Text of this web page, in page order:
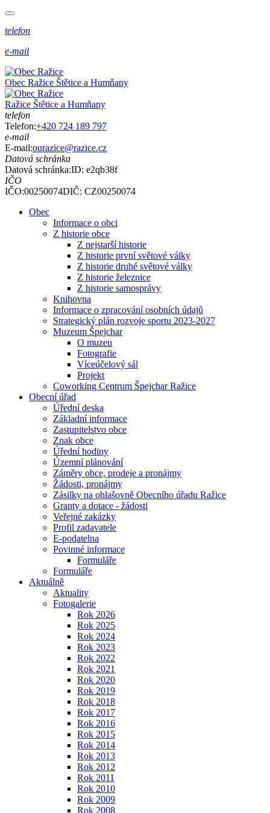
telefon
e-mail
Obec Ražice Štětice a Humňany
Ražice Štětice a Humňany
telefon
Telefon:+420 724 189 797
e-mail
E-mail:ourazice@razice.cz
Datová schránka
Datová schránka:ID: e2qb38f
IČO
IČO:00250074DIČ: CZ00250074
Obec
Informace o obci
Z historie obce
Z nejstarší historie
Z historie první světové války
Z historie druhé světové války
Z historie železnice
Z historie samosprávy
Knihovna
Informace o zpracování osobních údajů
Strategický plán rozvoje sportu 2023-2027
Muzeum Špejchar
O muzeu
Fotografie
Víceúčelový sál
Projekt
Coworking Centrum Špejchar Ražice
Obecní úřad
Úřední deska
Základní informace
Zastupitelstvo obce
Znak obce
Úřední hodiny
Územní plánování
Záměry obce, prodeje a pronájmy
Žádosti, pronájmy
Zásilky na ohlašovně Obecního úřadu Ražice
Granty a dotace - žádosti
Veřejné zakázky
Profil zadavatele
E-podatelna
Povinné informace
Formuláře
Formuláře
Aktuálně
Aktuality
Fotogalerie
Rok 2026
Rok 2025
Rok 2024
Rok 2023
Rok 2022
Rok 2021
Rok 2020
Rok 2019
Rok 2018
Rok 2017
Rok 2016
Rok 2015
Rok 2014
Rok 2013
Rok 2012
Rok 2011
Rok 2010
Rok 2009
Rok 2008